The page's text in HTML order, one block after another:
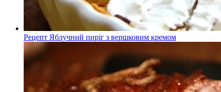
Рецепт Яблучний пиріг з вершковим кремом